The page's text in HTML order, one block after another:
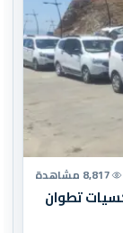
8,817 مشاهدة
تطوان